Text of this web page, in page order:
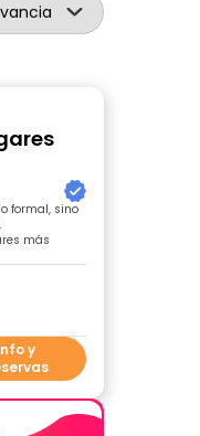
formal, sino
más
y